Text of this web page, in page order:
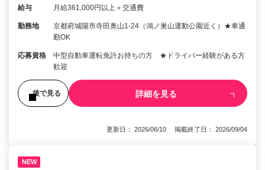
給与 月給361,000円以上＋交通費
勤務地
京都府城陽市寺田奥山1-24（鴻ノ巣山運動公園近く）★車通
勤OK
応募資格
中型自動車運転免許お持ちの方 ★ドライバー経験がある方
歓迎
後で見る 詳細を見る
更新日： 2026/06/10 掲載終了日： 2026/09/04
NEW